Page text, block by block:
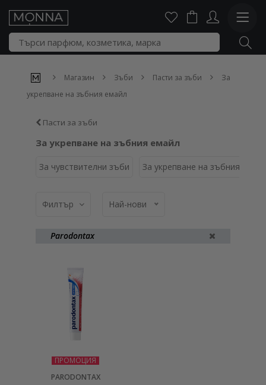
Магазин Зъби Пасти за зъби
За
укрепване на зъбния емайл
Пасти за зъби
За укрепване на зъбния емайл
За чувствителни зъби За укрепване на зъбния
Филтър Най-нови
Parodontax
ПРОМОЦИЯ
PARODONTAX